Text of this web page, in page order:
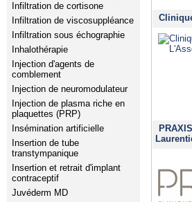
Infiltration de cortisone
Infiltration de viscosuppléance
Infiltration sous échographie
Inhalothérapie
Injection d'agents de
comblement
Injection de neuromodulateur
Injection de plasma riche en
plaquettes (PRP)
Insémination artificielle
Insertion de tube
transtympanique
Insertion et retrait d'implant
contraceptif
Juvéderm MD